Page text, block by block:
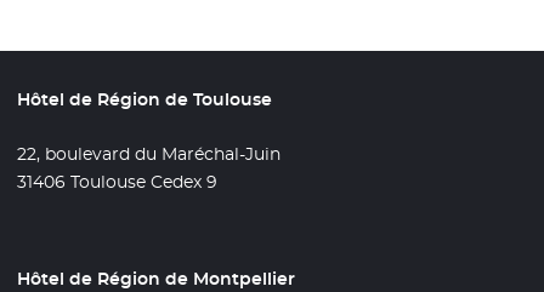
Hôtel de Région de Toulouse
22, boulevard du Maréchal-Juin
31406 Toulouse Cedex 9
Hôtel de Région de Montpellier